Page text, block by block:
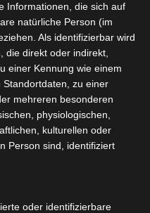
60'
de Soliman (ASS)
Informationen, die sich auf
natürliche Person (im
Als identifizierbar wird
die direkt oder indirekt,
einer Kennung wie einem
zu einer
mehreren besonderen
physiologischen,
kulturellen oder
Person sind, identifiziert
oder identifizierbare